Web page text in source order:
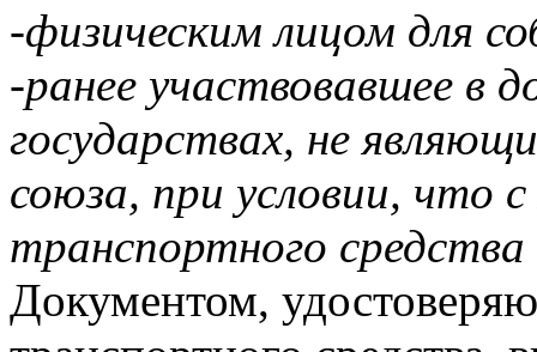
-физическим лицом для
-ранее участвовавшее в
государствах, не
союза, при условии, что
транспортного
Документом,